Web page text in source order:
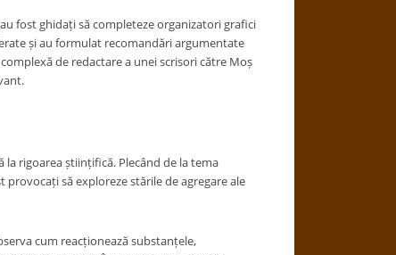
fost ghidați să completeze organizatori grafici
și au formulat recomandări argumentate
de redactare a unei scrisori către Moș
rigoarea științifică. Plecând de la tema
provocați să exploreze stările de agregare ale
cum reacționează substanțele,